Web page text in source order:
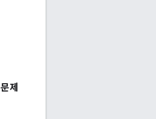
문제